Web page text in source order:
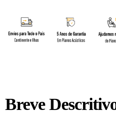
Breve